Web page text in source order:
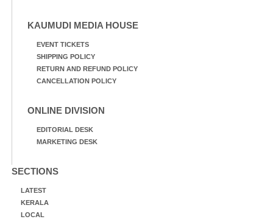
KAUMUDI MEDIA HOUSE
EVENT TICKETS
SHIPPING POLICY
RETURN AND REFUND POLICY
CANCELLATION POLICY
ONLINE DIVISION
EDITORIAL DESK
MARKETING DESK
SECTIONS
LATEST
KERALA
LOCAL